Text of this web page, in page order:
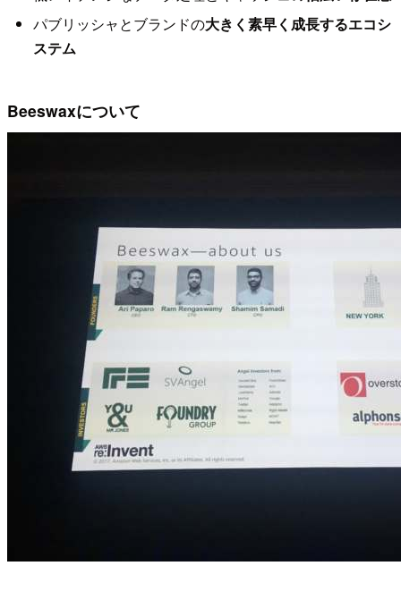
パブリッシャとブランドの大きく素早く成長するエコシ
ステム
Beeswaxについて